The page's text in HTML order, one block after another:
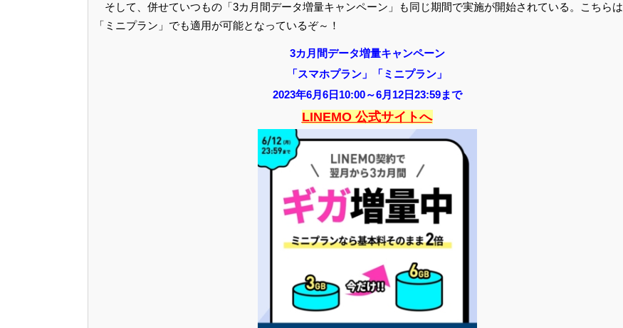
そして、併せていつもの「3カ月間データ増量キャンペーン」も同じ期間で実施が開始されている。こちらは
「ミニプラン」でも適用が可能となっているぞ～！
3カ月間データ増量キャンペーン
「スマホプラン」「ミニプラン」
2023年6月6日10:00～6月12日23:59まで
LINEMO 公式サイトへ